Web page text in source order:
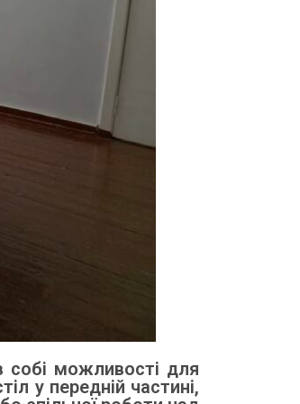
собі можливості для
у передній частині,